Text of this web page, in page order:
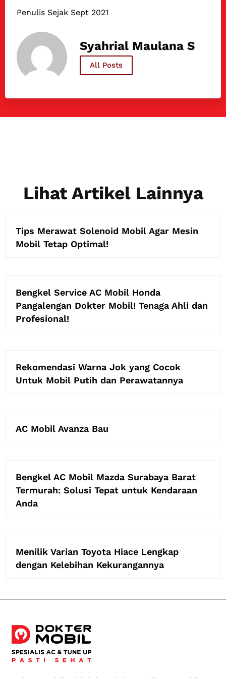
Penulis Sejak Sept 2021
Syahrial Maulana S
All Posts
Lihat Artikel Lainnya
Tips Merawat Solenoid Mobil Agar Mesin
Mobil Tetap Optimal!
Bengkel Service AC Mobil Honda
Pangalengan Dokter Mobil! Tenaga Ahli dan
Profesional!
Rekomendasi Warna Jok yang Cocok
Untuk Mobil Putih dan Perawatannya
AC Mobil Avanza Bau
Bengkel AC Mobil Mazda Surabaya Barat
Termurah: Solusi Tepat untuk Kendaraan
Anda
Menilik Varian Toyota Hiace Lengkap
dengan Kelebihan Kekurangannya